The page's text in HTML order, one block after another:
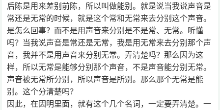
后陈是用来差别前陈，所以叫做能别。就是说当我说声音是
常还是无常的时候，就是这个常和无常来去分别这个声音。
是怎么回事？而不是用声音来分别是不是常、无常。听懂
吗？当我说声音是常还是无常，我是用无常来去分别那个声
音，我并不是用声音来分别无常。弄清楚吗？那么因为这
样，所以无常是能够分别那个声音，不是声音能分别无常。
声音被无常所分别，所以声音是所别。那么那个无常是能
别。这个分清楚吗？
因此，在因明里面，就有这个几个名词，一定要弄清楚。一